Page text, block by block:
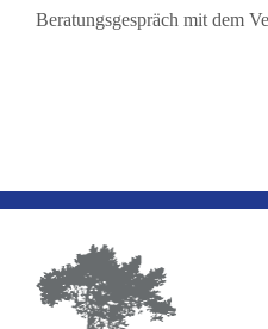
Beratungsgespräch mit dem